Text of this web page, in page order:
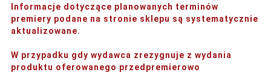
Informacje dotyczące planowanych terminów
premiery podane na stronie sklepu są systematycznie
aktualizowane.
W przypadku gdy wydawca zrezygnuje z wydania
produktu oferowanego przedpremierowo